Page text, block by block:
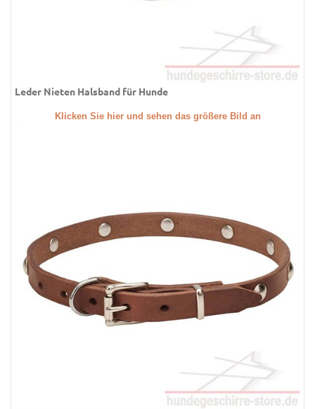
Leder Nieten Halsband für Hunde
Klicken Sie hier und sehen das größere Bild an